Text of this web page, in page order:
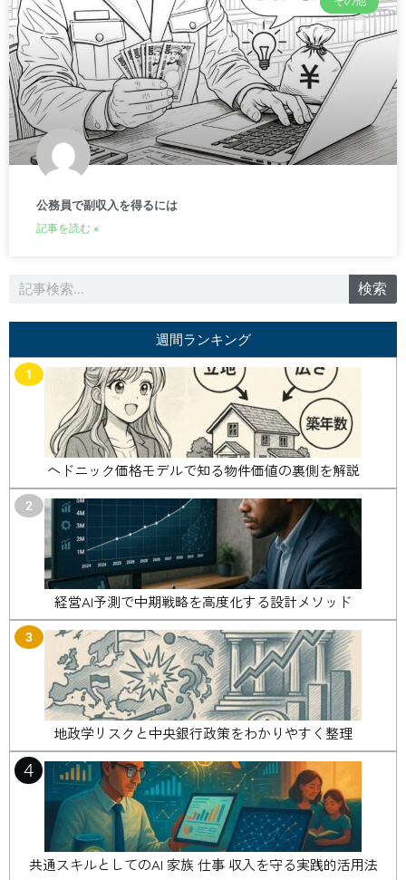
公務員で副収入を得るには
記事を読む »
検
検索
週間ランキング
1
ヘドニック価格モデルで知る物件価値の裏側を解説
2
経営AI予測で中期戦略を高度化する設計メソッド
3
地政学リスクと中央銀行政策をわかりやすく整理
4
共通スキルとしてのAI 家族 仕事 収入を守る実践的活用法